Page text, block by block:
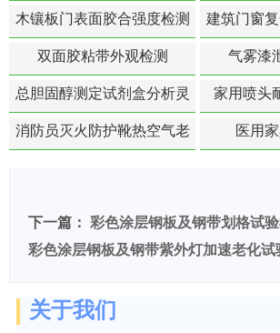
苯含量检测
木镶板门表面胶合强度检测
建筑门窗
度-硬
双面胶粘带外观检测 气雾漆
总胆固醇测定试剂盒分析灵
敏度检测
家用喷头
消防员灭火防护靴热空气老
医用
下一篇： 彩色涂层钢板及钢带划格试验
彩色涂层钢板及钢带紫外灯加速老化试
关于我们